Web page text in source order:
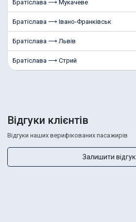
Братіслава ⟶ Мукачеве
Братіслава ⟶ Івано-Франківськ
Братіслава ⟶ Львів
Братіслава ⟶ Стрий
Відгуки клієнтів
Відгуки наших верифікованих пасажирів
Залишити відгук